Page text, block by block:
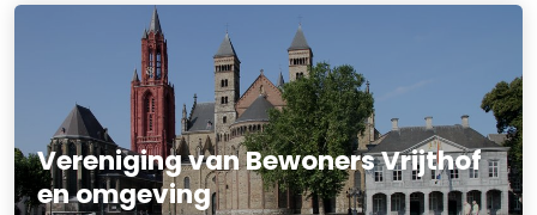
Vereniging van Bewoners Vrijthof
en omgeving